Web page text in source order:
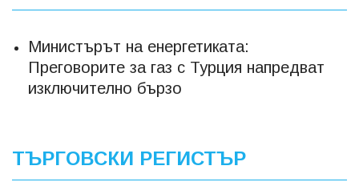
Министърът на енергетиката:
Преговорите за газ с Турция напредват
изключително бързо
ТЪРГОВСКИ РЕГИСТЪР